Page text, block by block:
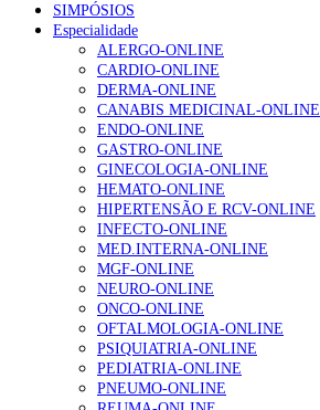
SIMPÓSIOS
Especialidade
ALERGO-ONLINE
CARDIO-ONLINE
DERMA-ONLINE
CANABIS MEDICINAL-ONLINE
ENDO-ONLINE
GASTRO-ONLINE
GINECOLOGIA-ONLINE
HEMATO-ONLINE
HIPERTENSÃO E RCV-ONLINE
INFECTO-ONLINE
MED.INTERNA-ONLINE
MGF-ONLINE
NEURO-ONLINE
ONCO-ONLINE
OFTALMOLOGIA-ONLINE
PSIQUIATRIA-ONLINE
PEDIATRIA-ONLINE
PNEUMO-ONLINE